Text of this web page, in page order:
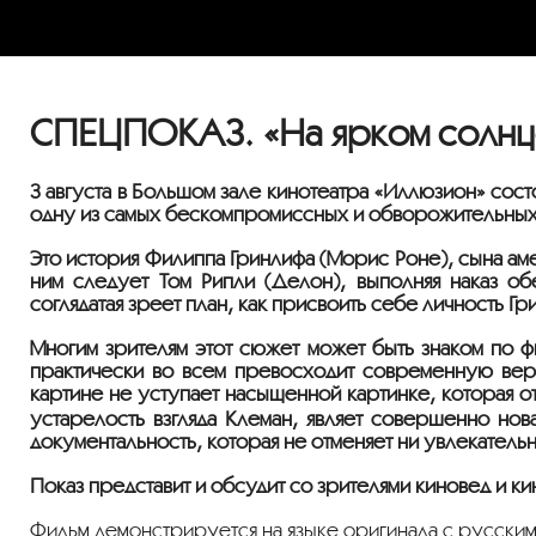
СПЕЦПОКАЗ. «На ярком
3 августа в Большом зале кинотеатра «Иллюзион»
одну из самых бескомпромиссных и
Это история Филиппа Гринлифа (Морис Роне), сына
ним следует Том Рипли (Делон), выполняя наказ
соглядатая зреет план, как присвоить себе личность
Многим зрителям этот сюжет может быть знаком по
практически во всем превосходит современную
картине не уступает насыщенной картинке,
устарелость взгляда Клеман, являет совершенно
документальность, которая не отменяет ни
Показ представит и обсудит со зрителями киновед и
Фильм демонстрируется на языке оригинала с